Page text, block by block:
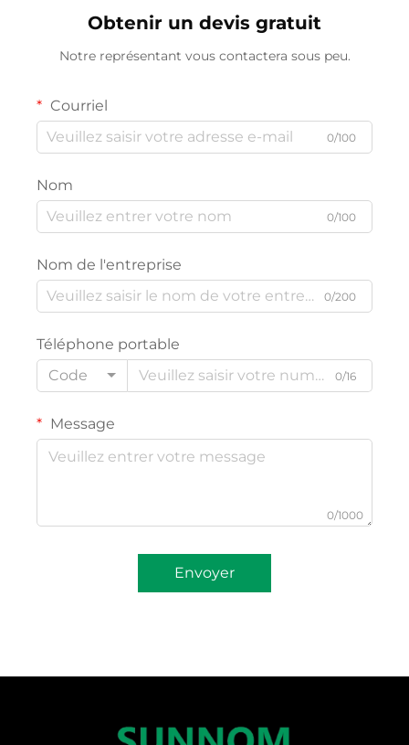
Obtenir un devis gratuit
Notre représentant vous contactera sous peu.
Courriel
0/100
Nom
0/100
Nom de l'entreprise
0/200
Téléphone portable
Code
0/16
Message
0/1000
Envoyer